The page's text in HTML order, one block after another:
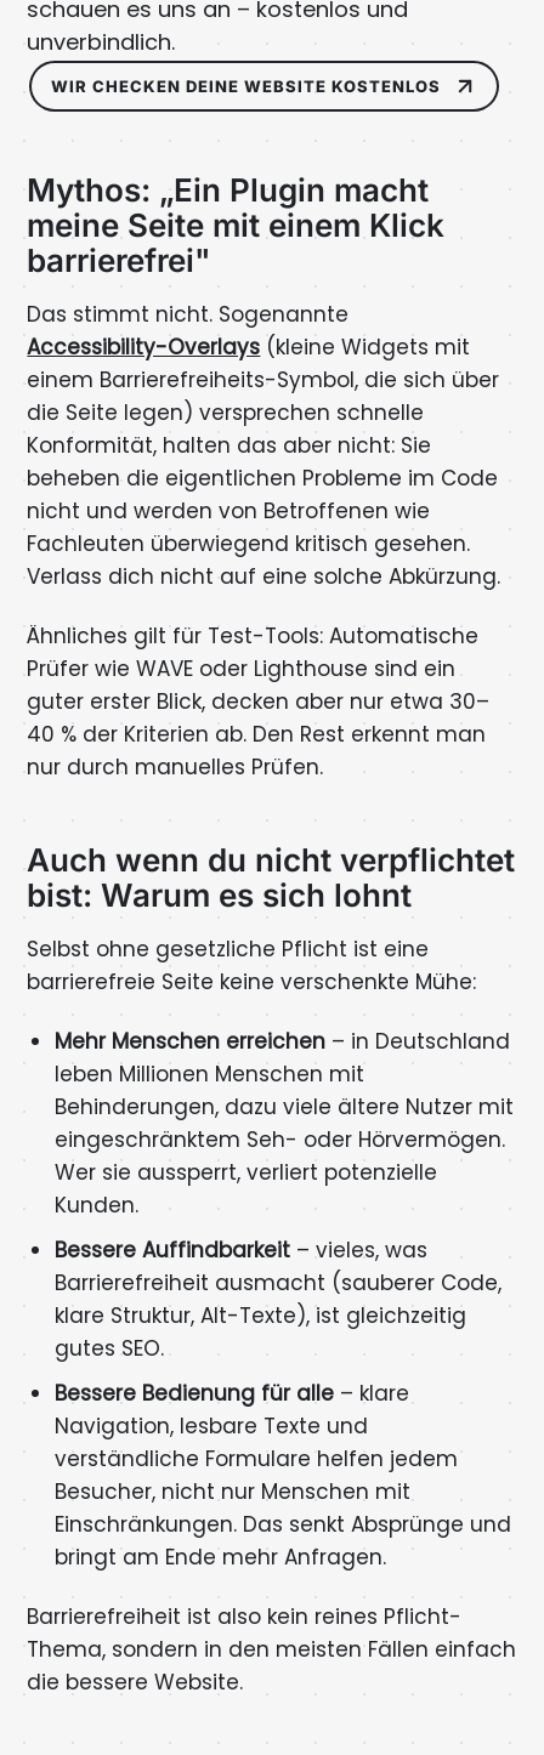
schauen es uns an – kostenlos und
unverbindlich.
WIR CHECKEN DEINE WEBSITE KOSTENLOS
Mythos: „Ein Plugin macht
meine Seite mit einem Klick
barrierefrei"
Das stimmt nicht. Sogenannte
Accessibility-Overlays (kleine Widgets mit
einem Barrierefreiheits-Symbol, die sich über
die Seite legen) versprechen schnelle
Konformität, halten das aber nicht: Sie
beheben die eigentlichen Probleme im Code
nicht und werden von Betroffenen wie
Fachleuten überwiegend kritisch gesehen.
Verlass dich nicht auf eine solche Abkürzung.
Ähnliches gilt für Test-Tools: Automatische
Prüfer wie WAVE oder Lighthouse sind ein
guter erster Blick, decken aber nur etwa 30–
40 % der Kriterien ab. Den Rest erkennt man
nur durch manuelles Prüfen.
Auch wenn du nicht verpflichtet
bist: Warum es sich lohnt
Selbst ohne gesetzliche Pflicht ist eine
barrierefreie Seite keine verschenkte Mühe:
Mehr Menschen erreichen– in Deutschland
leben Millionen Menschen mit
Behinderungen, dazu viele ältere Nutzer mit
eingeschränktem Seh- oder Hörvermögen.
Wer sie aussperrt, verliert potenzielle
Kunden.
Bessere Auffindbarkeit– vieles, was
Barrierefreiheit ausmacht (sauberer Code,
klare Struktur, Alt-Texte), ist gleichzeitig
gutes SEO.
Bessere Bedienung für alle– klare
Navigation, lesbare Texte und
verständliche Formulare helfen jedem
Besucher, nicht nur Menschen mit
Einschränkungen. Das senkt Absprünge und
bringt am Ende mehr Anfragen.
Barrierefreiheit ist also kein reines Pflicht-
Thema, sondern in den meisten Fällen einfach
die bessere Website.